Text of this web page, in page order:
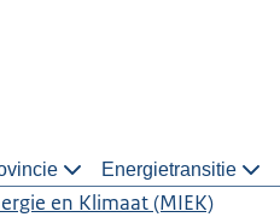
Energietransitie
en Klimaat (MIEK)